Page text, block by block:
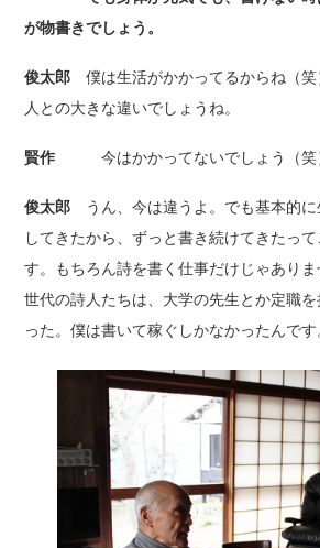
が物書きでしょう。
俊太郎 僕は生活がかかってるからね（
人との大きな違いでしょうね。
賢作 今はかかってないでしょう（笑
俊太郎 うん、今は違うよ。でも基本的
してきたから、ずっと書き続けてきたっ
す。もちろん詩を書く仕事だけじゃあり
世代の詩人たちは、大学の先生とか定職
った。僕は書いて稼ぐしかなかったんです